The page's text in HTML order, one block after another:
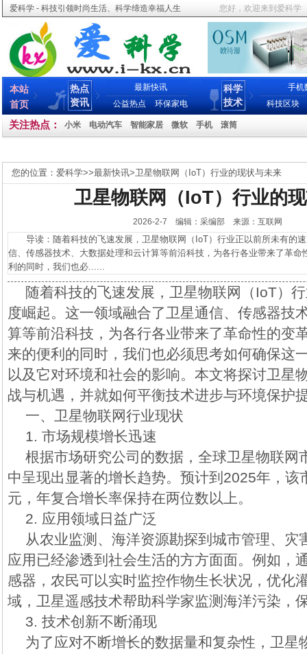
爱科学 - 科技引领时尚生活、科学缔造幸福人生 您好，欢迎来到爱科学
本站
首页
热点
资讯
最新快讯
公益热点
环保家电
科学
技术
手机
科技区块
关注热点： 小米 电动汽车 智能家居 微软 手机 滚筒
您的位置： 爱科学>>最新快讯>卫星物联网（IoT）行业的现状与未来
卫星物联网（IoT）行业的
2026-2-7 编辑：采编部 来源：互联网
导读：随着科技的飞速发展，卫星物联网（IoT）行业正以前所未有的速
信、传感器技术、大数据处理和云计算等前沿科技，为各行各业带来了革
利的同时，我们也必......
随着科技的飞速发展，卫星物联网（IoT）
度崛起。这一领域融合了卫星通信、传感器技
算等前沿科技，为各行各业带来了革命性的变
来的便利的同时，我们也必须思考如何确保这
以及它对环境和社会的影响。本文将探讨卫星
战与机遇，并就如何平衡技术进步与环境保护
一、卫星物联网行业现状
1. 市场规模增长迅速
根据市场研究公司的数据，全球卫星物联网
中呈现出显著的增长趋势。预计到2025年，该
元，年复合增长率保持在两位数以上。
2. 应用领域日益广泛
从农业监测、海洋资源勘探到城市管理、灾
应用已经渗透到社会生活的方方面面。例如，
感器，农民可以实时监控作物生长状况，优化
域，卫星遥感技术帮助科学家监测海洋污染，
3. 技术创新不断涌现
为了应对不断增长的数据量和复杂性，卫星